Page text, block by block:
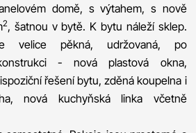
domě, s výtahem, s nově
2, šatnou v bytě. K bytu náleží sklep.
velice pěkná, udržovaná, po
- nová plastová okna,
řešení bytu, zděná koupelna i
nová kuchyňská linka včetně